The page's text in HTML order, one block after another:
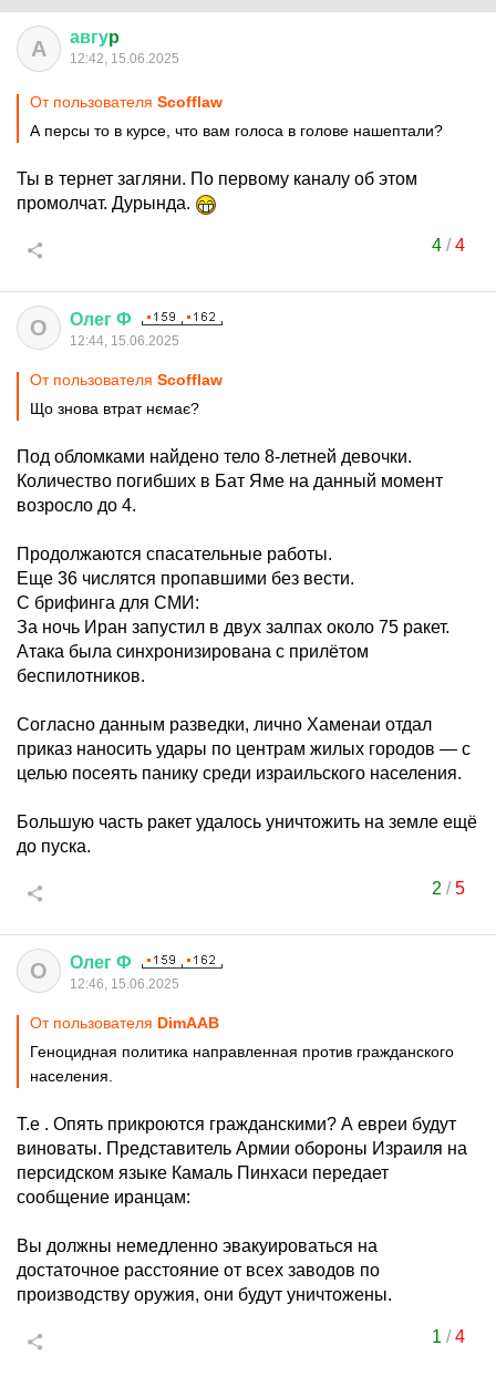
А авгуp
12:42, 15.06.2025
От пользователя Scofflaw
А персы то в курсе, что вам голоса в голове нашептали?
Ты в тернет загляни. По первому каналу об этом
промолчат. Дурында.
4/4
О Олег Ф
12:44, 15.06.2025
От пользователя Scofflaw
Що знова втрат нємає?
Под обломками найдено тело 8-летней девочки.
Количество погибших в Бат Яме на данный момент
возросло до 4.
Продолжаются спасательные работы.
Еще 36 числятся пропавшими без вести.
С брифинга для СМИ:
За ночь Иран запустил в двух залпах около 75 ракет.
Атака была синхронизирована с прилётом
беспилотников.
Согласно данным разведки, лично Хаменаи отдал
приказ наносить удары по центрам жилых городов — с
целью посеять панику среди израильского населения.
Большую часть ракет удалось уничтожить на земле ещё
до пуска.
2 /5
О Олег Ф
12:46, 15.06.2025
От пользователя DimAAB
Геноцидная политика направленная против гражданского
населения.
Т.е . Опять прикроются гражданскими? А евреи будут
виноваты. Представитель Армии обороны Израиля на
персидском языке Камаль Пинхаси передает
сообщение иранцам:
Вы должны немедленно эвакуироваться на
достаточное расстояние от всех заводов по
производству оружия, они будут уничтожены.
1 /4